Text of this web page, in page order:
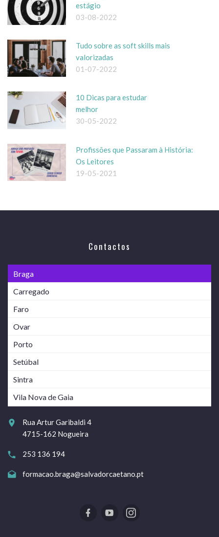
estágio
03-08-2022
Tudo sobre as soft skills mais
valorizadas
01-07-2022
10 Dicas para estudar
melhor
30-05-2022
Profissões que Passaram à História:
Os Leitores
19-05-2021
Contactos
Braga
Carregado
Faro
Ovar
Porto
Setúbal
Sintra
Vila Nova de Gaia
Rua Artur Garibaldi 4
4715-162 Nogueira
253 136 194
formacao.braga@salvadorcaetano.pt